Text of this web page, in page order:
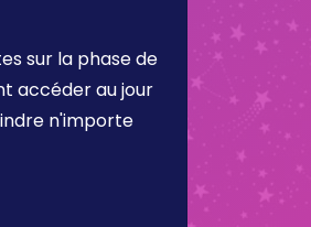
sur la phase de
accéder au jour
n'importe